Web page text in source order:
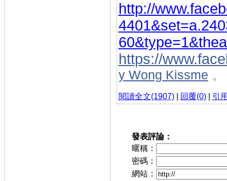
http://
https://
y Wong Kissme 。
閱讀全文(1907)| 回覆(0)| 引
發表評論：
暱稱：
密碼：
網站：